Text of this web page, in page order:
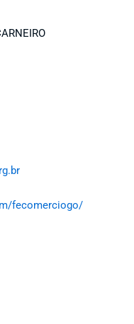
fecomerciogo/